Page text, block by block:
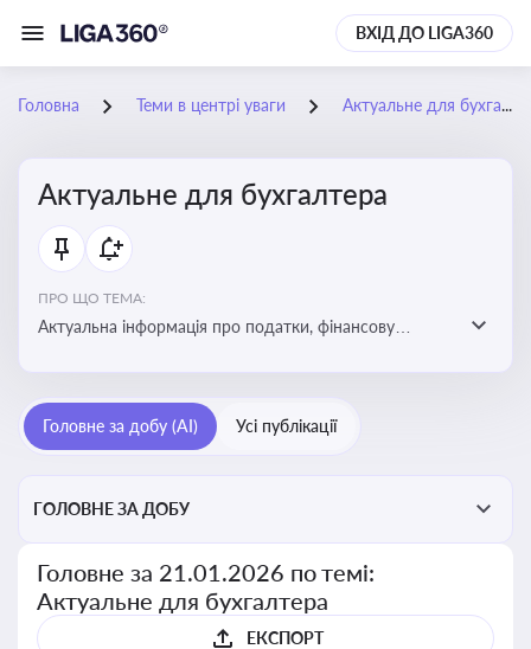
ВХІД ДО LIGA360
Головна Теми в центрі уваги Актуальне для бухгалтера
Актуальне для бухгалтера
ПРО ЩО ТЕМА:
Актуальна інформація про податки, фінансову
підприємств
Головне за добу (AI) Усі публікації
ГОЛОВНЕ ЗА ДОБУ
Головне за 21.01.2026 по темі:
Актуальне для бухгалтера
ЕКСПОРТ